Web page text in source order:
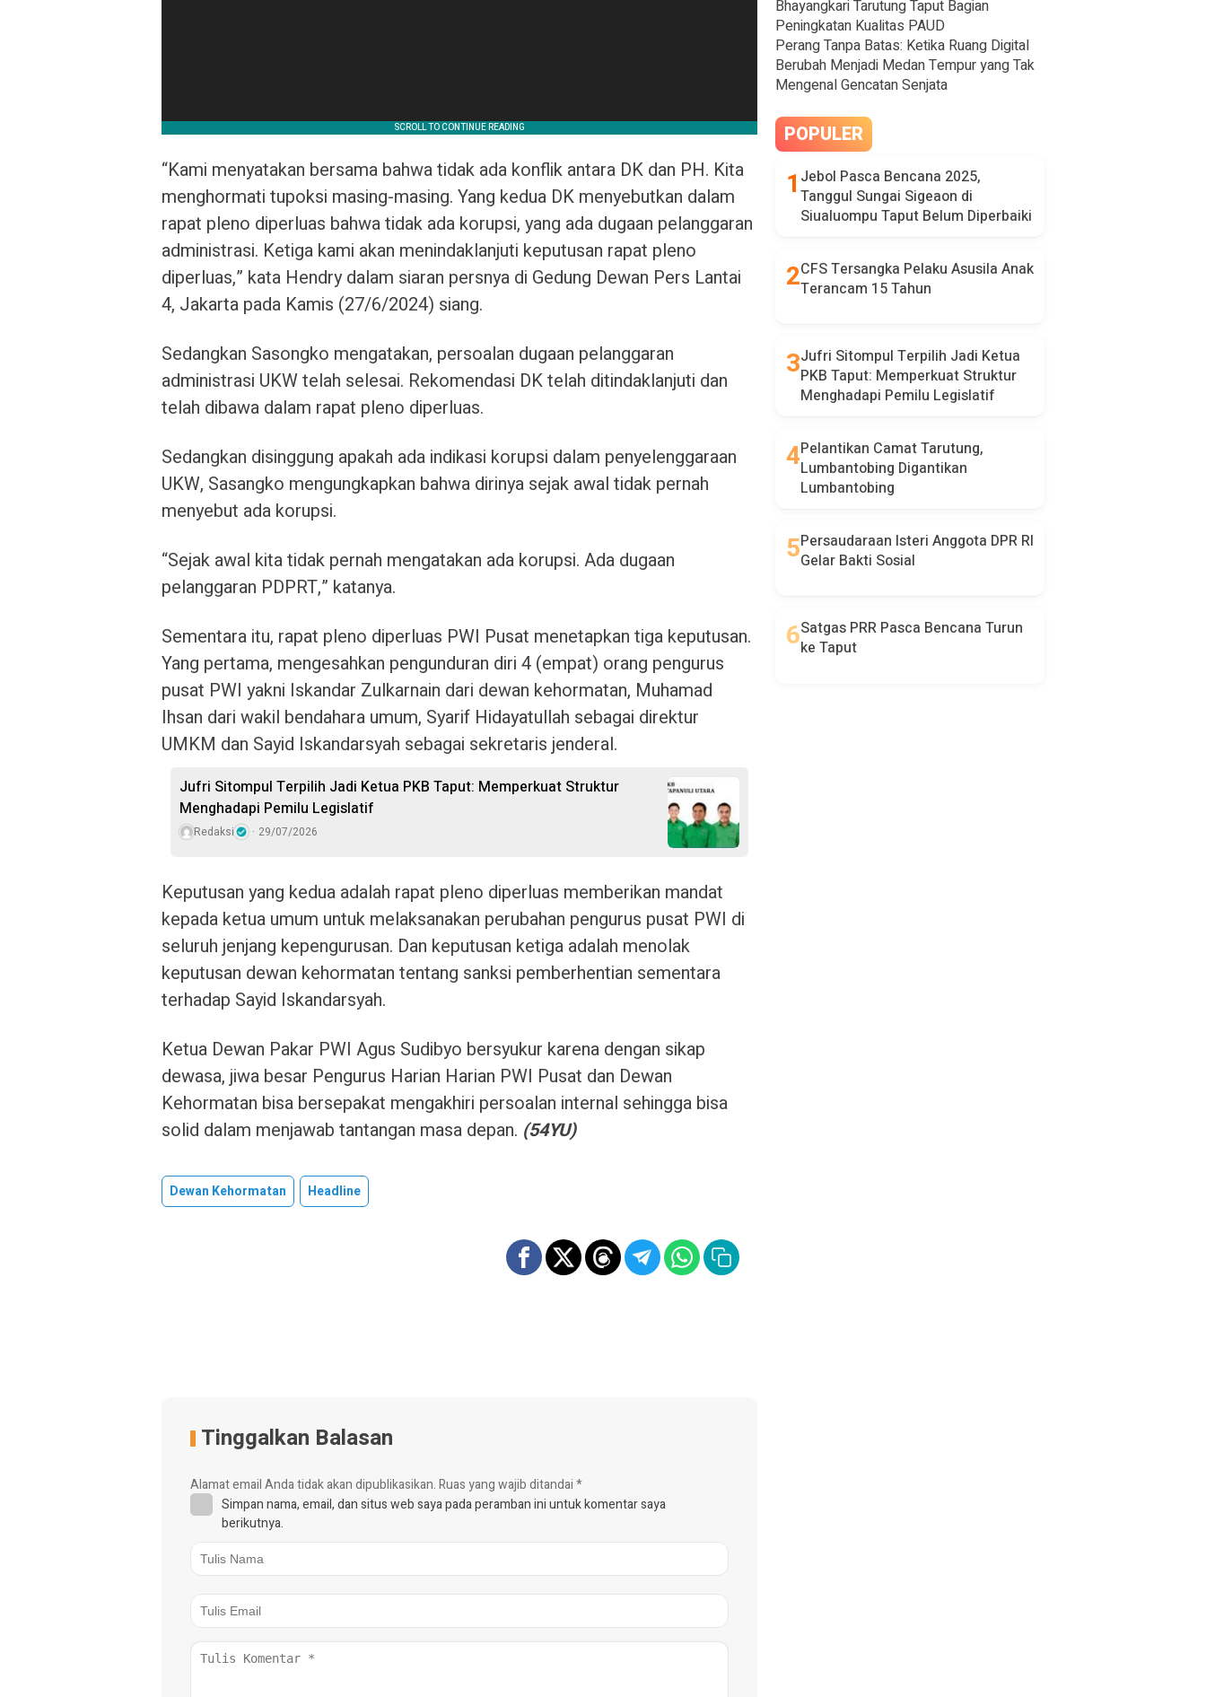
“Kami menyatakan bersama bahwa tidak ada konflik antara DK dan PH. Kita
menghormati tupoksi masing-masing. Yang kedua DK menyebutkan dalam
rapat pleno diperluas bahwa tidak ada korupsi, yang ada dugaan pelanggaran
administrasi. Ketiga kami akan menindaklanjuti keputusan rapat pleno
diperluas,” kata Hendry dalam siaran persnya di Gedung Dewan Pers Lantai
4, Jakarta pada Kamis (27/6/2024) siang.
Sedangkan Sasongko mengatakan, persoalan dugaan pelanggaran
administrasi UKW telah selesai. Rekomendasi DK telah ditindaklanjuti dan
telah dibawa dalam rapat pleno diperluas.
Sedangkan disinggung apakah ada indikasi korupsi dalam penyelenggaraan
UKW, Sasangko mengungkapkan bahwa dirinya sejak awal tidak pernah
menyebut ada korupsi.
“Sejak awal kita tidak pernah mengatakan ada korupsi. Ada dugaan
pelanggaran PDPRT,” katanya.
Sementara itu, rapat pleno diperluas PWI Pusat menetapkan tiga keputusan.
Yang pertama, mengesahkan pengunduran diri 4 (empat) orang pengurus
pusat PWI yakni Iskandar Zulkarnain dari dewan kehormatan, Muhamad
Ihsan dari wakil bendahara umum, Syarif Hidayatullah sebagai direktur
UMKM dan Sayid Iskandarsyah sebagai sekretaris jenderal.
Jufri Sitompul Terpilih Jadi Ketua PKB Taput: Memperkuat Struktur
Menghadapi Pemilu Legislatif
Redaksi 29/07/2026
Keputusan yang kedua adalah rapat pleno diperluas memberikan mandat
kepada ketua umum untuk melaksanakan perubahan pengurus pusat PWI di
seluruh jenjang kepengurusan. Dan keputusan ketiga adalah menolak
keputusan dewan kehormatan tentang sanksi pemberhentian sementara
terhadap Sayid Iskandarsyah.
Ketua Dewan Pakar PWI Agus Sudibyo bersyukur karena dengan sikap
dewasa, jiwa besar Pengurus Harian Harian PWI Pusat dan Dewan
Kehormatan bisa bersepakat mengakhiri persoalan internal sehingga bisa
solid dalam menjawab tantangan masa depan. (54YU)
Dewan Kehormatan Headline
Tinggalkan Balasan
Alamat email Anda tidak akan dipublikasikan.Ruas yang wajib ditandai*
Simpan nama, email, dan situs web saya pada peramban ini untuk komentar saya
berikutnya.
Bhayangkari Tarutung Taput Bagian
Peningkatan Kualitas PAUD
Perang Tanpa Batas: Ketika Ruang Digital
Berubah Menjadi Medan Tempur yang Tak
Mengenal Gencatan Senjata
POPULER
Jebol Pasca Bencana 2025,
Tanggul Sungai Sigeaon di
Siualuompu Taput Belum Diperbaiki
CFS Tersangka Pelaku Asusila Anak
Terancam 15 Tahun
Jufri Sitompul Terpilih Jadi Ketua
PKB Taput: Memperkuat Struktur
Menghadapi Pemilu Legislatif
Pelantikan Camat Tarutung,
Lumbantobing Digantikan
Lumbantobing
Persaudaraan Isteri Anggota DPR RI
Gelar Bakti Sosial
Satgas PRR Pasca Bencana Turun
ke Taput